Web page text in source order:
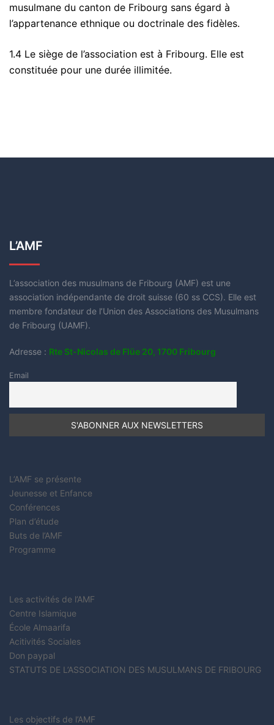
musulmane du canton de Fribourg sans égard à
l’appartenance ethnique ou doctrinale des fidèles.
1.4 Le siège de l’association est à Fribourg. Elle est
constituée pour une durée illimitée.
L’AMF
L’association des musulmans de Fribourg (AMF) est une
association indépendante de droit suisse (60 ss CCS). Elle est
membre fondateur de l’Union des Associations des Musulmans
de Fribourg (UAMF).
Adresse : Rte St-Nicolas de Flüe 20, 1700 Fribourg
Email
L’AMF se présente
Jeunesse et Enfance
Conférences
Plan d’étude
Buts de l’AMF
Programme
Les activités de l’AMF
Centre Islamique
École Almaarifa
Acitivités Sociales
Don paypal
STATUTS DE L’ASSOCIATION DES MUSULMANS DE FRIBOURG
Les objectifs de l’AMF